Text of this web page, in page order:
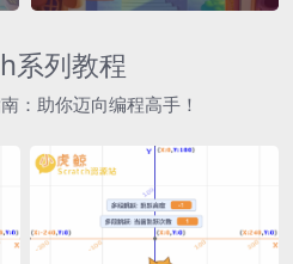
系列教程
：助你迈向编程高手！